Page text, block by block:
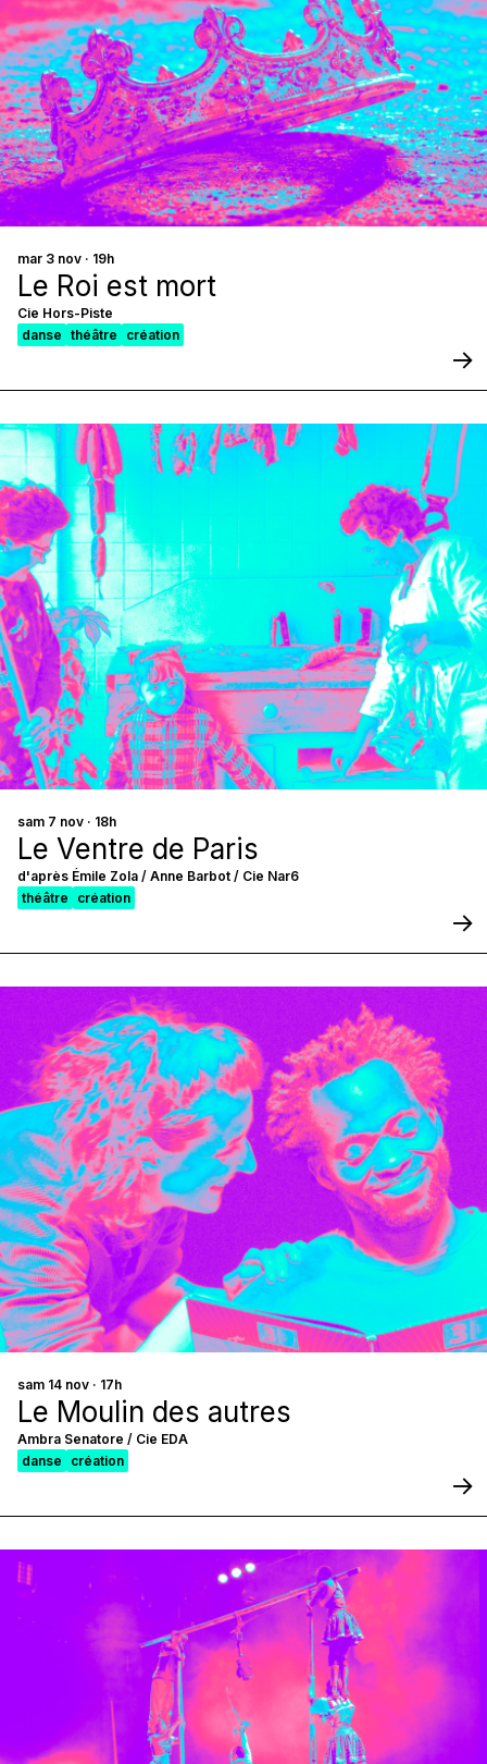
Le Roi est mort
mar 3 nov · 19h
Cie Hors-Piste
danse théâtre création
Le Ventre de Paris
sam 7 nov · 18h
d'après Émile Zola / Anne Barbot / Cie Nar6
théâtre
création
Le Moulin des autres
sam 14 nov · 17h
Ambra Senatore / Cie EDA
danse
création